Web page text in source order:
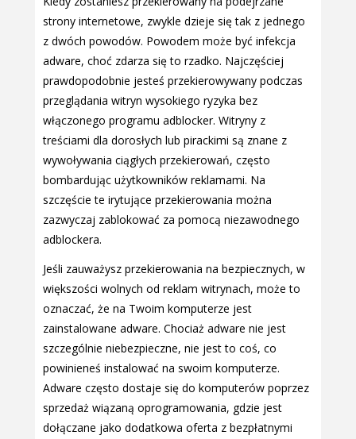
strony internetowe, zwykle dzieje się tak z jednego
z dwóch powodów. Powodem może być infekcja
adware, choć zdarza się to rzadko. Najczęściej
prawdopodobnie jesteś przekierowywany podczas
przeglądania witryn wysokiego ryzyka bez
włączonego programu adblocker. Witryny z
treściami dla dorosłych lub pirackimi są znane z
wywoływania ciągłych przekierowań, często
bombardując użytkowników reklamami. Na
szczęście te irytujące przekierowania można
zazwyczaj zablokować za pomocą niezawodnego
adblockera.
Jeśli zauważysz przekierowania na bezpiecznych, w
większości wolnych od reklam witrynach, może to
oznaczać, że na Twoim komputerze jest
zainstalowane adware. Chociaż adware nie jest
szczególnie niebezpieczne, nie jest to coś, co
powinieneś instalować na swoim komputerze.
Adware często dostaje się do komputerów poprzez
sprzedaż wiązaną oprogramowania, gdzie jest
dołączane jako dodatkowa oferta z bezpłatnymi